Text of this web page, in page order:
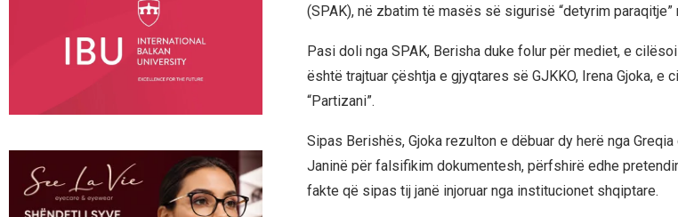
(SPAK), në zbatim të masës së sigurisë “detyrim paraqitje”
Pasi doli nga SPAK, Berisha duke folur për mediet, e
është trajtuar çështja e gjyqtares së GJKKO, Irena Gjoka, e
“Partizani”.
Sipas Berishës, Gjoka rezulton e dëbuar dy herë nga
Janinë për falsifikim dokumentesh, përfshirë edhe
fakte që sipas tij janë injoruar nga institucionet shqiptare.